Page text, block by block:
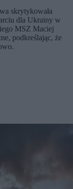
skrytykowała
dla Ukrainy w
MSZ Maciej
podkreślając, że